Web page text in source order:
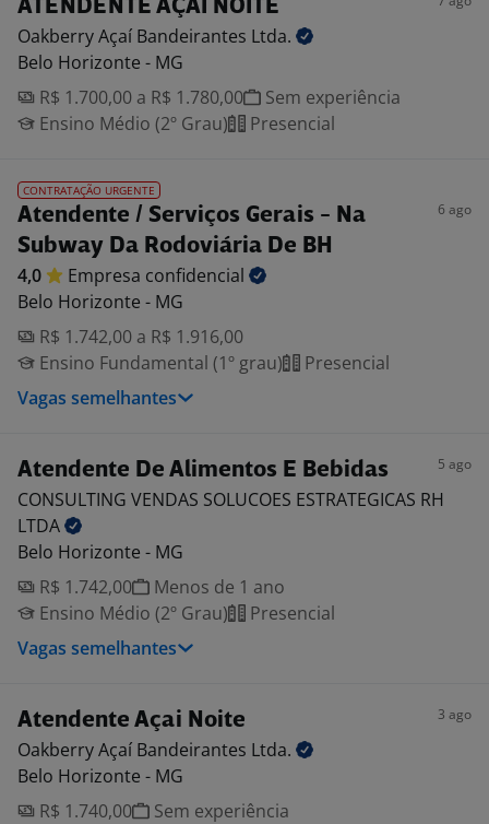
ATENDENTE AÇAI NOITE
Oakberry Açaí Bandeirantes Ltda.
Belo Horizonte - MG
R$ 1.700,00 a R$ 1.780,00
Sem experiência
Ensino Médio (2º Grau)
Presencial
CONTRATAÇÃO URGENTE
Atendente / Serviços Gerais - Na
Subway Da Rodoviária De BH
6 ago
4,0 Empresa confidencial
Belo Horizonte - MG
R$ 1.742,00 a R$ 1.916,00
Ensino Fundamental (1º grau)
Presencial
Vagas semelhantes
Atendente De Alimentos E Bebidas 5 ago
CONSULTING VENDAS SOLUCOES ESTRATEGICAS RH
LTDA
Belo Horizonte - MG
R$ 1.742,00
Menos de 1 ano
Ensino Médio (2º Grau)
Presencial
Vagas semelhantes
Atendente Açai Noite 3 ago
Oakberry Açaí Bandeirantes Ltda.
Belo Horizonte - MG
R$ 1.740,00
Sem experiência